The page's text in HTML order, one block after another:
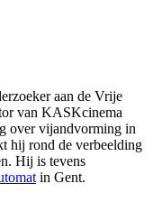
aan de Vrije
van KASKcinema
over vijandvorming in
hij rond de verbeelding
Hij is tevens
in Gent.